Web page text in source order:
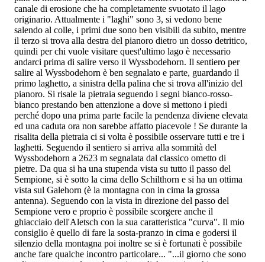
canale di erosione che ha completamente svuotato il lago
originario. Attualmente i "laghi" sono 3, si vedono bene
salendo al colle, i primi due sono ben visibili da subito, mentre
il terzo si trova alla destra del pianoro dietro un dosso detritico,
quindi per chi vuole visitare quest'ultimo lago è necessario
andarci prima di salire verso il Wyssbodehorn. Il sentiero per
salire al Wyssbodehorn è ben segnalato e parte, guardando il
primo laghetto, a sinistra della palina che si trova all'inizio del
pianoro. Si risale la pietraia seguendo i segni bianco-rosso-
bianco prestando ben attenzione a dove si mettono i piedi
perché dopo una prima parte facile la pendenza diviene elevata
ed una caduta ora non sarebbe affatto piacevole ! Se durante la
risalita della pietraia ci si volta è possibile osservare tutti e tre i
laghetti. Seguendo il sentiero si arriva alla sommità del
Wyssbodehorn a 2623 m segnalata dal classico ometto di
pietre. Da qua si ha una stupenda vista su tutto il passo del
Sempione, si è sotto la cima dello Schilthorn e si ha un ottima
vista sul Galehorn (è la montagna con in cima la grossa
antenna). Seguendo con la vista in direzione del passo del
Sempione vero e proprio è possibile scorgere anche il
ghiacciaio dell'Aletsch con la sua caratteristica "curva". Il mio
consiglio è quello di fare la sosta-pranzo in cima e godersi il
silenzio della montagna poi inoltre se si è fortunati è possibile
anche fare qualche incontro particolare... "...il giorno che sono